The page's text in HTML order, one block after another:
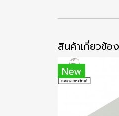
สินค้าเกี่ยวข้อง
New